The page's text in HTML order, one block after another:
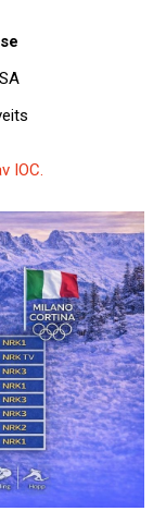
IOC.